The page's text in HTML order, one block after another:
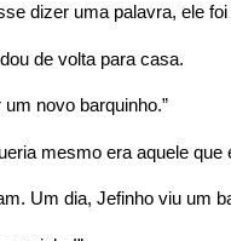
dizer uma palavra, ele
de volta para casa.
novo barquinho.”
mesmo era aquele que
Um dia, Jefinho viu um